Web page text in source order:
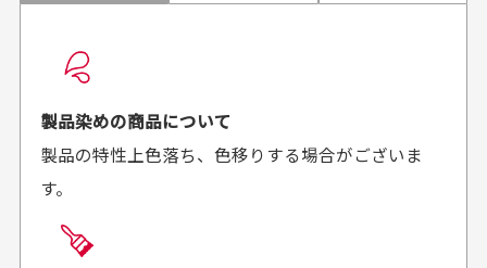
良かった！
がとうございます。丁寧
に梱包されていて、商品
の状態も良好でした。気
があればよろしくお願い
来ました。またお願いし
お届け希望日時をご指定頂けます。
ご注文時にご指定下さい。
商品の受け渡しは、ゆうパックでの配送のみとさせて
製品染めの商品について
製品の特性上色落ち、色移りする場合がございま
す。